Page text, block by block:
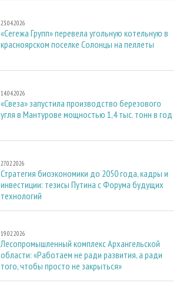
23.04.2026
«Сегежа Групп» перевела угольную котельную в
красноярском поселке Солонцы на пеллеты
14.04.2026
«Свеза» запустила производство березового
угля в Мантурове мощностью 1,4 тыс. тонн в год
27.02.2026
Стратегия биоэкономики до 2050 года, кадры и
инвестиции: тезисы Путина с Форума будущих
технологий
19.02.2026
Лесопромышленный комплекс Архангельской
области: «Работаем не ради развития, а ради
того, чтобы просто не закрыться»